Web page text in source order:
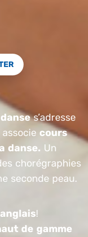
s’adresse
cours
danse. Un
chorégraphies
seconde peau.
!
de gamme